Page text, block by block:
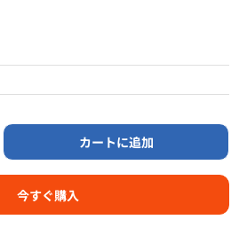
やす カートに追加
今すぐ購入